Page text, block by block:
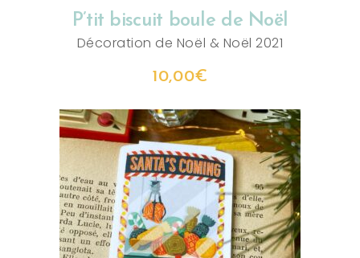
P’tit biscuit boule de Noël
Décoration de Noël & Noël 2021
10,00€
AJOUTER AU PANIER